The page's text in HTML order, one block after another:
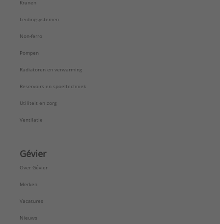
Kranen
Leidingsystemen
Non-ferro
Pompen
Radiatoren en verwarming
Reservoirs en spoeltechniek
Utiliteit en zorg
Ventilatie
Gévier
Over Gévier
Merken
Vacatures
Nieuws